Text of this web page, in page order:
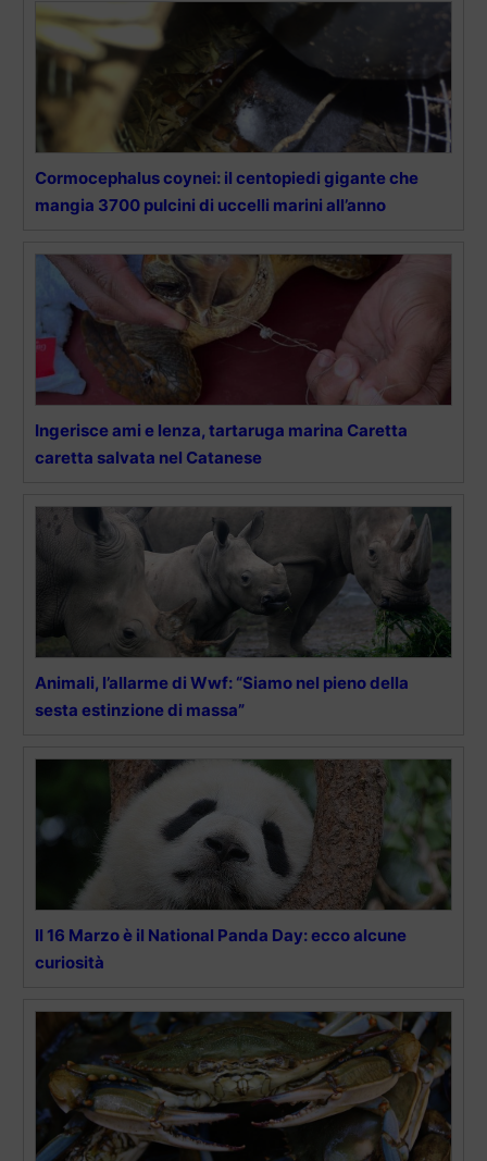
Cormocephalus coynei: il centopiedi gigante che
mangia 3700 pulcini di uccelli marini all’anno
Ingerisce ami e lenza, tartaruga marina Caretta
caretta salvata nel Catanese
Animali, l’allarme di Wwf: “Siamo nel pieno della
sesta estinzione di massa”
Il 16 Marzo è il National Panda Day: ecco alcune
curiosità